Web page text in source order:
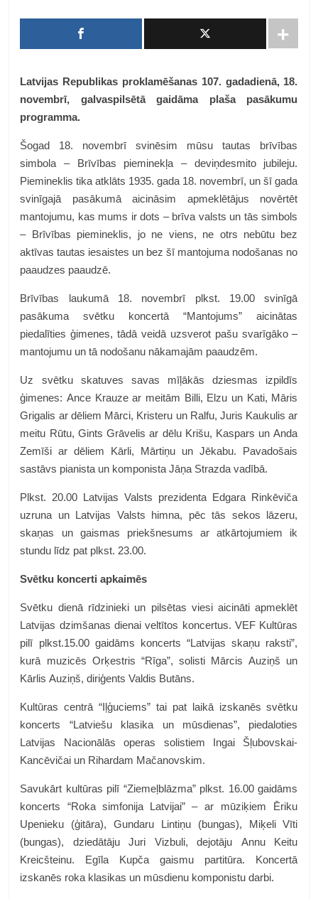
Latvijas Republikas proklamēšanas 107. gadadienā, 18.
novembrī, galvaspilsētā gaidāma plaša pasākumu
programma.
Šogad 18. novembrī svinēsim mūsu tautas brīvības
simbola – Brīvības pieminekļa – deviņdesmito jubileju.
Piemineklis tika atklāts 1935. gada 18. novembrī, un šī gada
svinīgajā pasākumā aicināsim apmeklētājus novērtēt
mantojumu, kas mums ir dots – brīva valsts un tās simbols
– Brīvības piemineklis, jo ne viens, ne otrs nebūtu bez
aktīvas tautas iesaistes un bez šī mantojuma nodošanas no
paaudzes paaudzē.
Brīvības laukumā 18. novembrī plkst. 19.00 svinīgā
pasākuma svētku koncertā “Mantojums” aicinātas
piedalīties ģimenes, tādā veidā uzsverot pašu svarīgāko –
mantojumu un tā nodošanu nākamajām paaudzēm.
Uz svētku skatuves savas mīļākās dziesmas izpildīs
ģimenes: Ance Krauze ar meitām Billi, Elzu un Kati, Māris
Grigalis ar dēliem Mārci, Kristeru un Ralfu, Juris Kaukulis ar
meitu Rūtu, Gints Grāvelis ar dēlu Krišu, Kaspars un Anda
Zemīši ar dēliem Kārli, Mārtiņu un Jēkabu. Pavadošais
sastāvs pianista un komponista Jāņa Strazda vadībā.
Plkst. 20.00 Latvijas Valsts prezidenta Edgara Rinkēviča
uzruna un Latvijas Valsts himna, pēc tās sekos lāzeru,
skaņas un gaismas priekšnesums ar atkārtojumiem ik
stundu līdz pat plkst. 23.00.
Svētku koncerti apkaimēs
Svētku dienā rīdzinieki un pilsētas viesi aicināti apmeklēt
Latvijas dzimšanas dienai veltītos koncertus. VEF Kultūras
pilī plkst.15.00 gaidāms koncerts “Latvijas skaņu raksti”,
kurā muzicēs Orķestris “Rīga”, solisti Mārcis Auziņš un
Kārlis Auziņš, diriģents Valdis Butāns.
Kultūras centrā “Iļģuciems” tai pat laikā izskanēs svētku
koncerts “Latviešu klasika un mūsdienas”, piedaloties
Latvijas Nacionālās operas solistiem Ingai Šļubovskai-
Kancēvičai un Rihardam Mačanovskim.
Savukārt kultūras pilī “Ziemeļblāzma” plkst. 16.00 gaidāms
koncerts “Roka simfonija Latvijai” – ar mūziķiem Ēriku
Upenieku (ģitāra), Gundaru Lintiņu (bungas), Miķeli Vīti
(bungas), dziedātāju Juri Vizbuli, dejotāju Annu Keitu
Kreicšteinu. Egīla Kupča gaismu partitūra. Koncertā
izskanēs roka klasikas un mūsdienu komponistu darbi.